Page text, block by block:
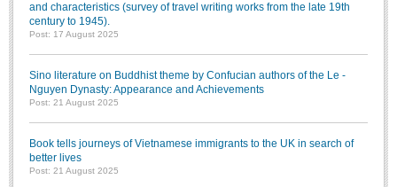
and characteristics (survey of travel writing works from the late 19th
century to 1945).
Post: 17 August 2025
Sino literature on Buddhist theme by Confucian authors of the Le -
Nguyen Dynasty: Appearance and Achievements
Post: 21 August 2025
Book tells journeys of Vietnamese immigrants to the UK in search of
better lives
Post: 21 August 2025